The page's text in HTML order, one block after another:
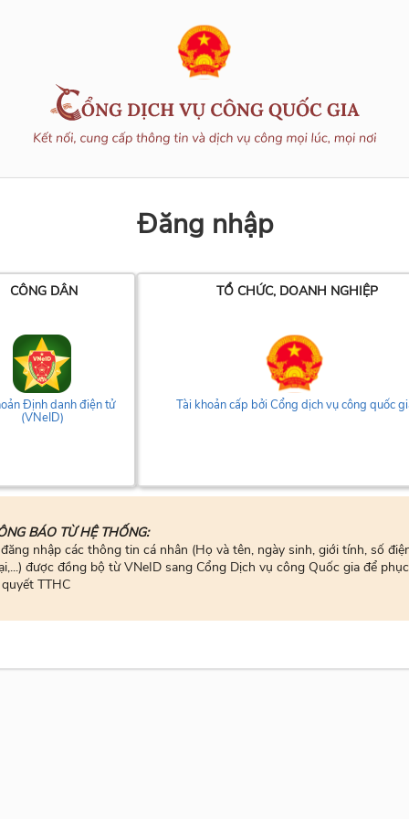
Đăng nhập
CÔNG DÂN
Định danh điện tử
(VNeID)
TỔ CHỨC, DOANH NGHIỆP
Tài khoản cấp bởi Cổng dịch vụ công quốc
BÁO TỪ HỆ THỐNG:
nhập các thông tin cá nhân (Họ và tên, ngày sinh, giới tính, số
được đồng bộ từ VNeID sang Cổng Dịch vụ công Quốc gia để
TTHC